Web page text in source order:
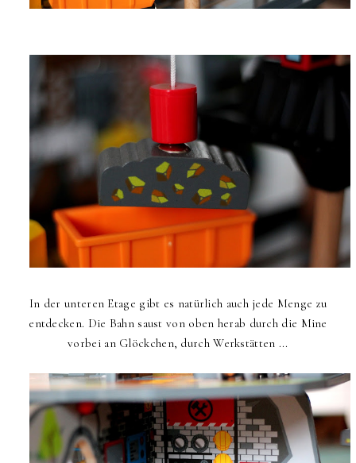
In der unteren Etage gibt es natürlich auch jede Menge zu
entdecken. Die Bahn saust von oben herab durch die Mine
vorbei an Glöckchen, durch Werkstätten ...